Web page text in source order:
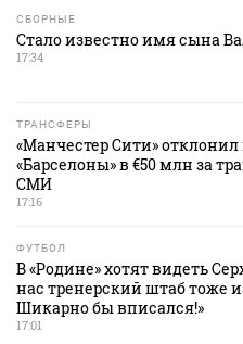
СБОРНЫЕ
Стало известно имя сына
17:34
ТРАНСФЕРЫ
«Манчестер Сити»
«Барселоны» в €50 млн за
СМИ
17:16
ФУТБОЛ
В «Родине» хотят видеть
нас тренерский штаб тоже
Шикарно бы вписался!»
17:01